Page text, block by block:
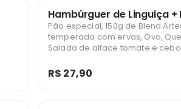
Hambúrguer de Linguiça +
Pão especial, 150g de Blend
temperada com ervas, Ovo,
Salada de alface tomate e
R$ 27,90